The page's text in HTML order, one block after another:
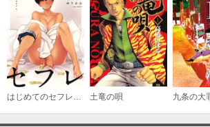
はじめてのセフレ【単話】 土竜の唄 九条の大